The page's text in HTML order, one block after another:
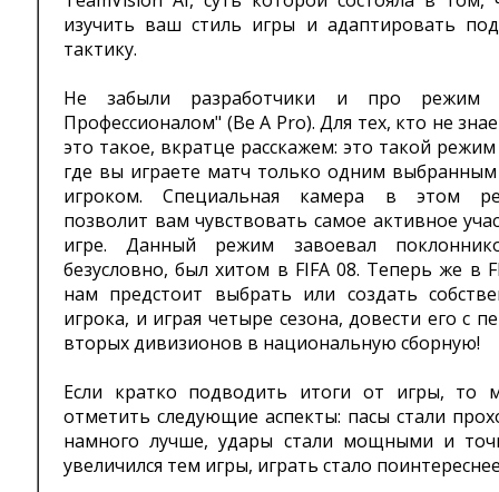
изучить ваш стиль игры и адаптировать
тактику.
Не забыли разработчики и про режим
Профессионалом" (Be A Pro). Для тех, кто не
это такое, вкратце расскажем: это такой
где вы играете матч только одним
игроком. Специальная камера в этом
позволит вам чувствовать самое активное
игре. Данный режим завоевал
безусловно, был хитом в FIFA 08. Теперь же в
нам предстоит выбрать или создать
игрока, и играя четыре сезона, довести его с
вторых дивизионов в национальную сборную!
Если кратко подводить итоги от игры, то
отметить следующие аспекты: пасы стали
намного лучше, удары стали мощными и
увеличился тем игры, играть стало